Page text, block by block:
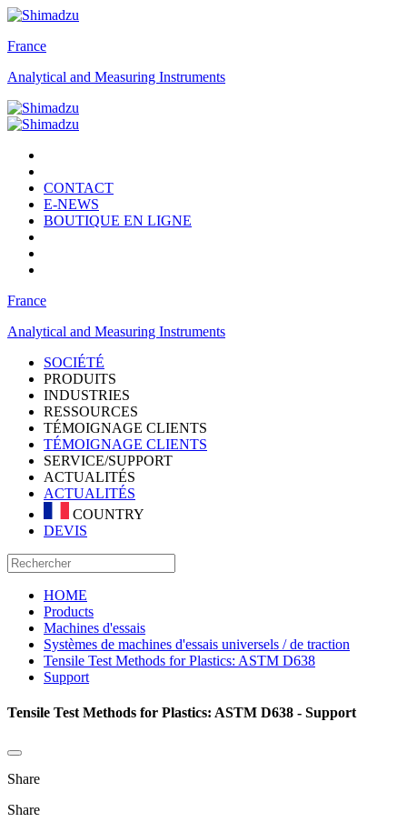
France
Analytical and Measuring Instruments
CONTACT
E-NEWS
BOUTIQUE EN LIGNE
France
Analytical and Measuring Instruments
SOCIÉTÉ
PRODUITS
INDUSTRIES
RESSOURCES
TÉMOIGNAGE CLIENTS
TÉMOIGNAGE CLIENTS
SERVICE/SUPPORT
ACTUALITÉS
ACTUALITÉS
COUNTRY
DEVIS
HOME
Products
Machines d'essais
Systèmes de machines d'essais universels / de traction
Tensile Test Methods for Plastics: ASTM D638
Support
Tensile Test Methods for Plastics: ASTM D638 - Support
Share
Share